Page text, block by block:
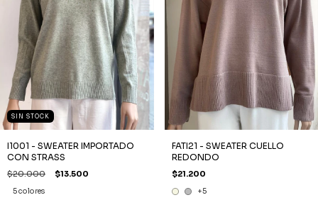
SIN STOCK
I1001 - SWEATER IMPORTADO
CON STRASS
$20.000 $13.500
5 colores
FATI21 - SWEATER CUELLO
REDONDO
$21.200
+5